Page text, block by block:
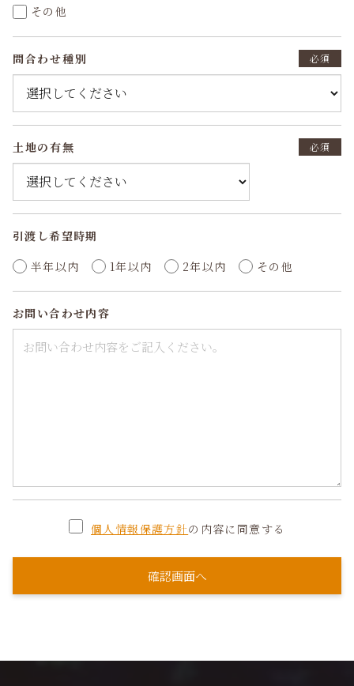
その他
問合わせ種別 必須
⼟地の有無 必須
引渡し希望時期
半年以内
1年以内 2年以内 その他
お問い合わせ内容
個人情報保護方針の内容に同意する
確認画面へ